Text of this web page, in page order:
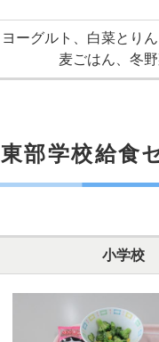
ヨーグルト、白菜とり
麦ごはん、冬
東部学校給食
小学校